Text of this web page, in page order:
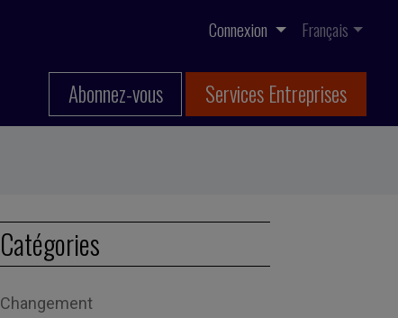
Connexion Français
Abonnez-vous Services Entreprises
Catégories
Changement